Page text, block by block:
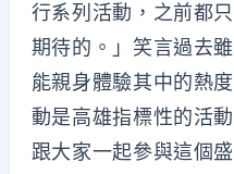
行系列活動，之前都
期待的。」笑言過去
能親身體驗其中的熱
動是高雄指標性的活
跟大家一起參與這個